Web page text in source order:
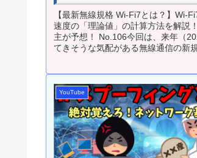
No.106
【最新無線規格 Wi-Fi7とは？】Wi-
速度の「理論値」の計算方法を解説
主が予想！ No.106今回は、来年（
てきそうな気配がある無線通信の新
YouTube